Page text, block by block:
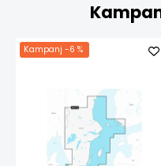
Kampanj -6 %